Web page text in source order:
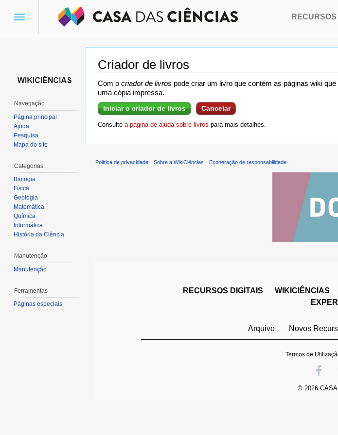
Criador de livros
Ir para:navegação,pesquisa
Com o criador de livros pode criar um livro que contém as páginas wiki
uma cópia impressa.
Iniciar o criador de livros Cancelar
Consulte a página de ajuda sobre livros para mais detalhes.
Toggle
RECURSOS
Navegação
Página principal
Ajuda
Pesquisa
Mapa do site
Categorias
Biologia
Física
Geologia
Matemática
Química
Informática
História da Ciência
Manutenção
Manutenção
Ferramentas
Páginas especiais
Política de privacidade Sobre a WikiCiências Exoneração de responsabilidade
RECURSOS DIGITAIS WIKICIÊNCIAS
Arquivo Novos
Termos de
© 2026